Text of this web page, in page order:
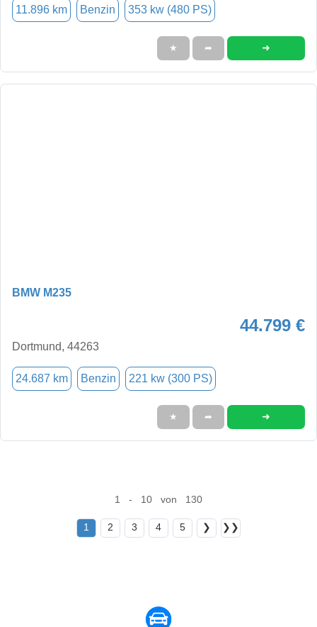
11.896 km Benzin 353 kw (480 PS)
★ ➦ ➜
BMW M235
44.799 €
Dortmund, 44263
24.687 km Benzin 221 kw (300 PS)
★ ➦ ➜
1 - 10 von 130
1 2 3 4 5 ❯ ❯❯